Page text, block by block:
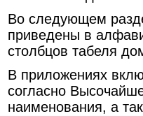
Во следующем
приведены в
столбцов табеля
В приложениях
согласно
наименования, а